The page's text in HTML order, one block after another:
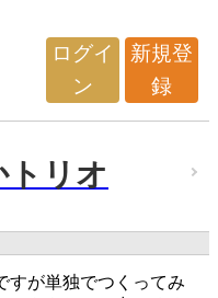
ログイ
ン
新規登
録
リオ
すが単独でつくってみ